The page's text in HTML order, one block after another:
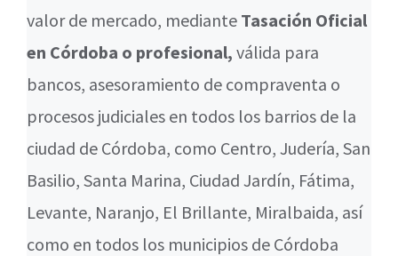
valor de mercado, mediante Tasación Oficial
en Córdoba o profesional, válida para
bancos, asesoramiento de compraventa o
procesos judiciales en todos los barrios de la
ciudad de Córdoba, como Centro, Judería, San
Basilio, Santa Marina, Ciudad Jardín, Fátima,
Levante, Naranjo, El Brillante, Miralbaida, así
como en todos los municipios de Córdoba